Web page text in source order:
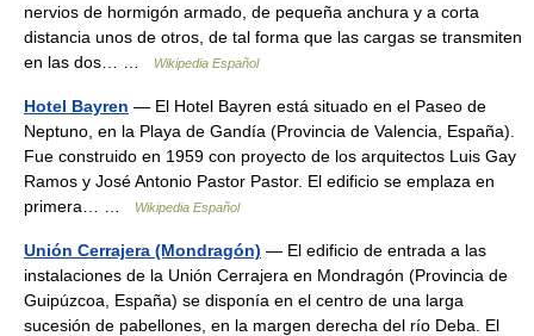
nervios de hormigón armado, de pequeña anchura y a corta
distancia unos de otros, de tal forma que las cargas se transmiten
en las dos… …
Wikipedia Español
Hotel Bayren — El Hotel Bayren está situado en el Paseo de
Neptuno, en la Playa de Gandía (Provincia de Valencia, España).
Fue construido en 1959 con proyecto de los arquitectos Luis Gay
Ramos y José Antonio Pastor Pastor. El edificio se emplaza en
primera… …
Wikipedia Español
Unión Cerrajera (Mondragón) — El edificio de entrada a las
instalaciones de la Unión Cerrajera en Mondragón (Provincia de
Guipúzcoa, España) se disponía en el centro de una larga
sucesión de pabellones, en la margen derecha del río Deba. El